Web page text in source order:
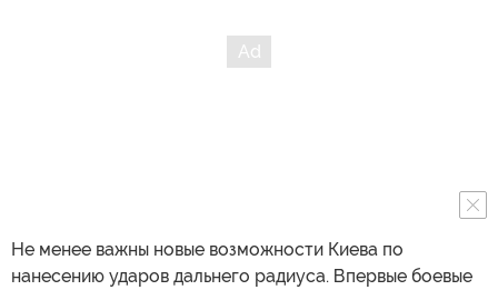
Не менее важны новые возможности Киева по
нанесению ударов дальнего радиуса. Впервые боевые